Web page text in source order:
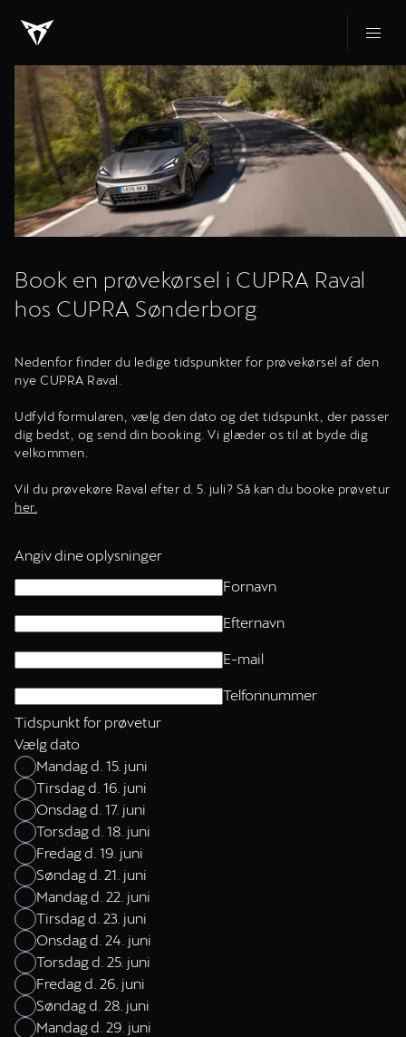
Book en prøvekørsel i CUPRA Raval
hos CUPRA Sønderborg
Nedenfor finder du ledige tidspunkter for prøvekørsel af den
nye CUPRA Raval.
Udfyld formularen, vælg den dato og det tidspunkt, der passer
dig bedst, og send din booking. Vi glæder os til at byde dig
velkommen.
Vil du prøvekøre Raval efter d. 5. juli? Så kan du booke prøvetur
her.
Angiv dine oplysninger
Fornavn
Efternavn
E-mail
Telfonnummer
Tidspunkt for prøvetur
Vælg dato
Mandag d. 15. juni
Tirsdag d. 16. juni
Onsdag d. 17. juni
Torsdag d. 18. juni
Fredag d. 19. juni
Søndag d. 21. juni
Mandag d. 22. juni
Tirsdag d. 23. juni
Onsdag d. 24. juni
Torsdag d. 25. juni
Fredag d. 26. juni
Søndag d. 28. juni
Mandag d. 29. juni